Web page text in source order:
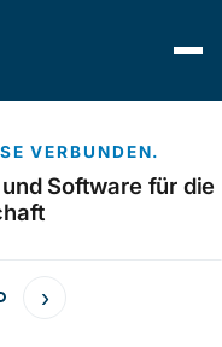
VERBUNDEN.
Software für die
›